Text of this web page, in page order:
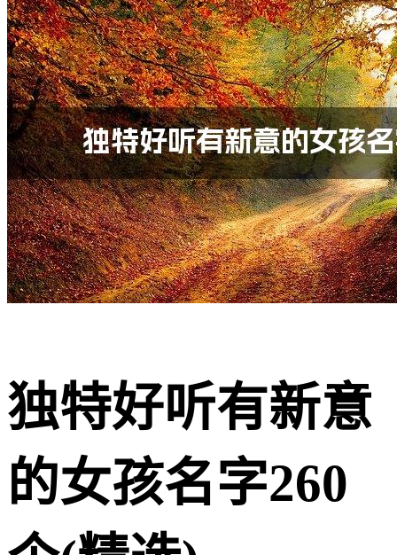
独特好听有新意
的女孩名字260